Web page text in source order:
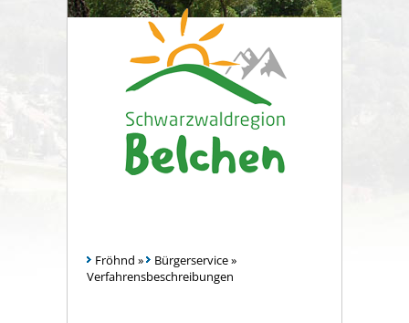
Fröhnd » Bürgerservice»
Verfahrensbeschreibungen